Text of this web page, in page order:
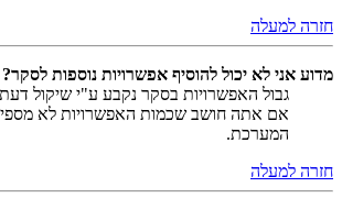
חזרה למעלה
מדוע אני לא יכול להוסיף אפשרויות נוספות לסקר?
גבול האפשרויות בסקר נקבע ע"י שיקול
אם אתה חושב שכמות האפשרויות לא
המערכת.
חזרה למעלה